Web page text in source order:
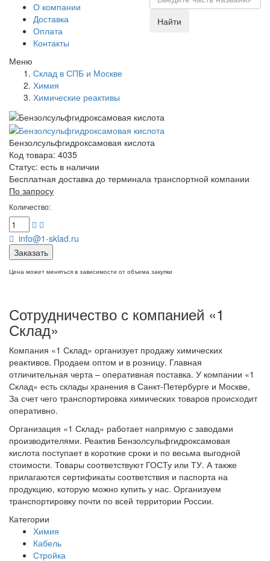
О компании
Доставка
Оплата
Контакты
Найти
Меню
Склад в СПБ и Москве
Химия
Химические реактивы
Бензолсульфгидроксамовая кислота
Код товара: 4035
Статус: есть в наличии
Бесплатная доставка до терминала транспортной компании
По запросу
Количество:
info@1-sklad.ru
Заказать
Цена может меняться в зависимости от объема закупки
Сотрудничество с компанией «1
Склад»
Компания «1 Склад» организует продажу химических
реактивов. Продаем оптом и в розницу. Главная
отличительная черта – оперативная поставка. У компании «1
Склад» есть склады хранения в Санкт-Петербурге и Москве,
За счет чего транспортировка химических товаров происходит
оперативно.
Организация «1 Склад» работает напрямую с заводами
производителями. Реактив Бензолсульфгидроксамовая
кислота поступает в короткие сроки и по весьма выгодной
стоимости. Товары соответствуют ГОСТу или ТУ. А также
прилагаются сертификаты соответствия и паспорта на
продукцию, которую можно купить у нас. Организуем
транспортировку почти по всей территории России.
Категории
Химия
Кабель
Стройка